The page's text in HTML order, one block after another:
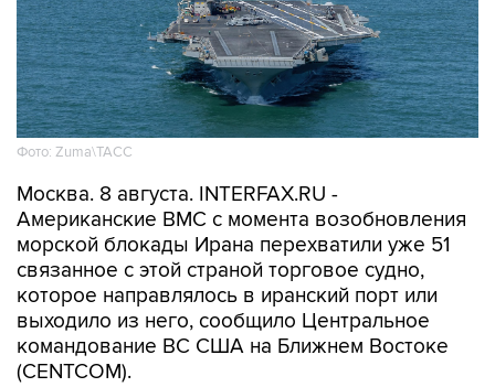
Фото: Zuma\ТАСС
Москва. 8 августа. INTERFAX.RU -
Американские ВМС с момента возобновления
морской блокады Ирана перехватили уже 51
связанное с этой страной торговое судно,
которое направлялось в иранский порт или
выходило из него, сообщило Центральное
командование ВС США на Ближнем Востоке
(CENTCOM).